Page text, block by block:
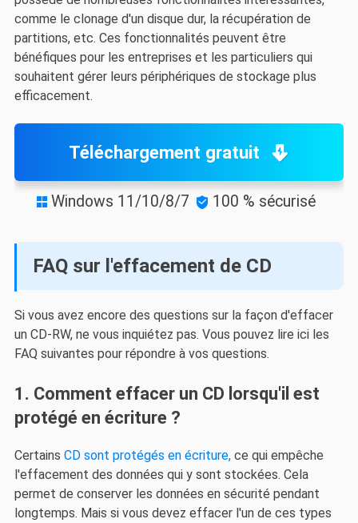
comme le clonage d'un disque dur, la récupération de
partitions, etc. Ces fonctionnalités peuvent être
bénéfiques pour les entreprises et les particuliers qui
souhaitent gérer leurs périphériques de stockage plus
efficacement.
Téléchargement gratuit
 Windows 11/10/8/7  100 % sécurisé
FAQ sur l'effacement de CD
Si vous avez encore des questions sur la façon d'effacer
un CD-RW, ne vous inquiétez pas. Vous pouvez lire ici les
FAQ suivantes pour répondre à vos questions.
1. Comment effacer un CD lorsqu'il est
protégé en écriture ?
Certains CD sont protégés en écriture,ce qui empêche
l'effacement des données qui y sont stockées. Cela
permet de conserver les données en sécurité pendant
longtemps. Mais si vous devez effacer l'un de ces types